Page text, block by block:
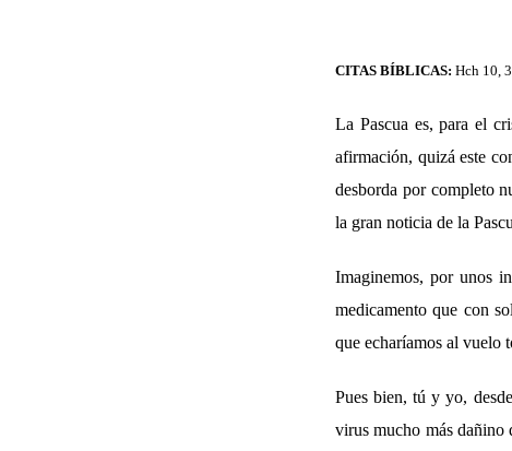
CITAS BÍBLICAS: Hch 10,
La Pascua es, para el
afirmación, quizá este
desborda por completo
la gran noticia de la
Imaginemos, por unos
medicamento que con
que echaríamos al vuelo
Pues bien, tú y yo,
virus mucho más dañino